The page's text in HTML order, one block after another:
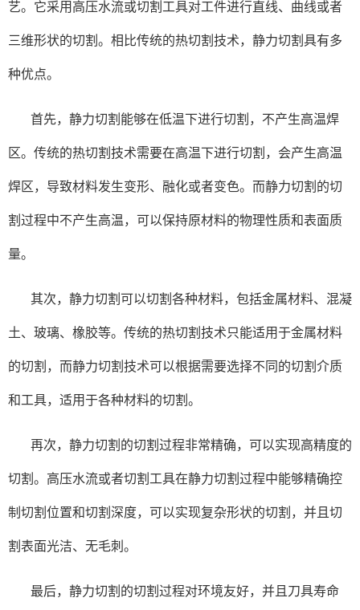
艺。它采用高压水流或切割工具对工件进行直线、曲线或者
三维形状的切割。相比传统的热切割技术，静力切割具有多
种优点。
首先，静力切割能够在低温下进行切割，不产生高温焊
区。传统的热切割技术需要在高温下进行切割，会产生高温
焊区，导致材料发生变形、融化或者变色。而静力切割的切
割过程中不产生高温，可以保持原材料的物理性质和表面质
量。
其次，静力切割可以切割各种材料，包括金属材料、混凝
土、玻璃、橡胶等。传统的热切割技术只能适用于金属材料
的切割，而静力切割技术可以根据需要选择不同的切割介质
和工具，适用于各种材料的切割。
再次，静力切割的切割过程非常精确，可以实现高精度的
切割。高压水流或者切割工具在静力切割过程中能够精确控
制切割位置和切割深度，可以实现复杂形状的切割，并且切
割表面光洁、无毛刺。
最后，静力切割的切割过程对环境友好，并且刀具寿命